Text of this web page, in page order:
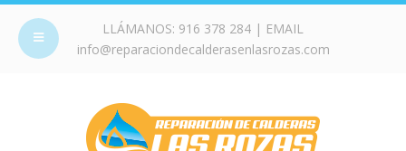
LLÁMANOS: 916 378 284 | EMAIL
info@reparaciondecalderasenlasrozas.com